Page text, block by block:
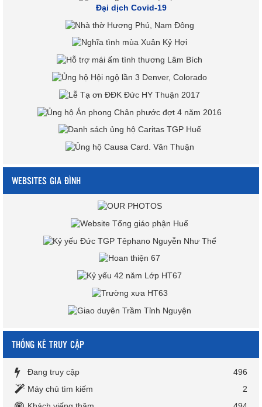
Đại dịch Covid-19
WEBSITES GIA ĐÌNH
THỐNG KÊ TRUY CẬP
Đang truy cập
496
Máy chủ tìm kiếm
2